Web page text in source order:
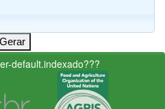
default.indexado???